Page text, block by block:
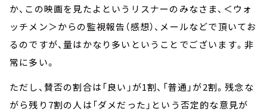
か、この映画を見たよというリスナーのみなさま、＜ウォ
ッチメン＞からの監視報告（感想）、メールなどで頂いてお
るのですが、量はかなり多いということでございます。非
常に多い。
ただし、賛否の割合は「良い」が1割、「普通」が2割。残念な
がら残り7割の人は「ダメだった」という否定的な意見が